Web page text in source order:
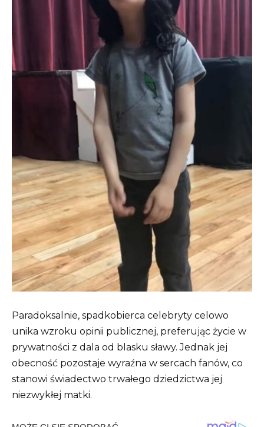
Paradoksalnie, spadkobierca celebryty celowo
unika wzroku opinii publicznej, preferując życie w
prywatności z dala od blasku sławy. Jednak jej
obecność pozostaje wyraźna w sercach fanów, co
stanowi świadectwo trwałego dziedzictwa jej
niezwykłej matki.